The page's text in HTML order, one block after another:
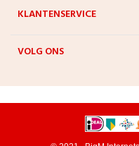
KLANTENSERVICE
VOLG ONS